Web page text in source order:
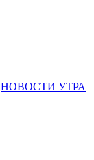
НОВОСТИ УТРА